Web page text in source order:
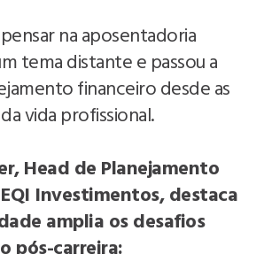
na aposentadoria
tema distante e passou a
financeiro desde as
vida profissional.
Head de Planejamento
Investimentos, destaca
amplia os desafios